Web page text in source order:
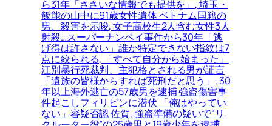
ら31年「ささいな情報でも提供を」, 埼玉・
飯能の山中に91歳女性遺体 ベトナム国籍の
男、殺害を示唆, 女子高校生2人含む女性3人
射殺…スーパーナンペイ事件から30年「逃
げ得は許さない」誰か特定できない指紋は7
点に絞られる, 「すべて自分から始まった」
江別暴行死裁判、主犯格とされる男が証言
「遺族の皆様からすれば死刑だと思う」, 30
年以上海外逃亡の57歳男を逮捕 強盗傷害事
件起こしフィリピンに潜伏 「俺はやってい
ない」容疑否認 佐賀, 強盗準備の疑いで“リ